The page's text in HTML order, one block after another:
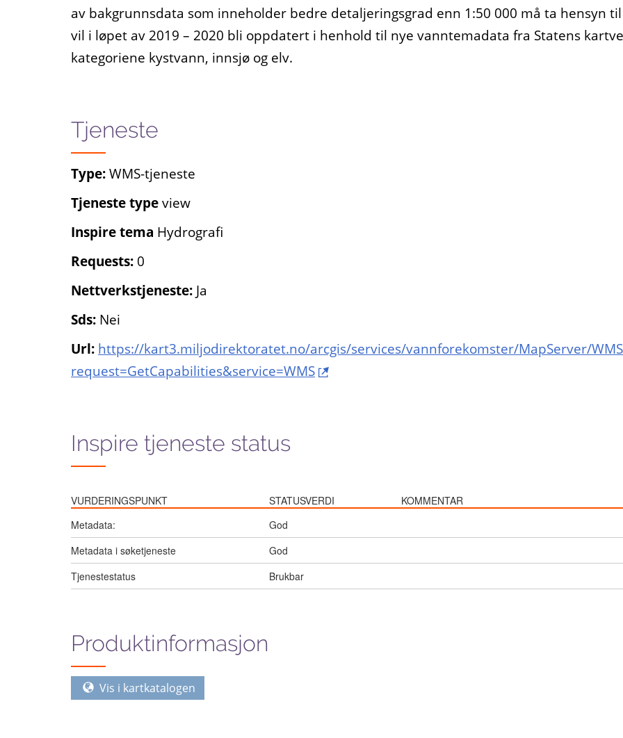
av bakgrunnsdata som inneholder bedre detaljeringsgrad enn 1:50 000 må ta hensyn
vil i løpet av 2019 – 2020 bli oppdatert i henhold til nye vanntemadata fra Statens
kategoriene kystvann, innsjø og elv.
Tjeneste
Type: WMS-tjeneste
Tjeneste type view
Inspire tema Hydrografi
Requests: 0
Nettverkstjeneste: Ja
Sds: Nei
Url: https://kart3.miljodirektoratet.no/arcgis/services/vannforekomster/MapServer/
request=GetCapabilities&service=WMS
Inspire tjeneste status
VURDERINGSPUNKT STATUSVERDI
KOMMENTAR
Metadata:
God
Metadata i søketjeneste
God
Tjenestestatus
Brukbar
Produktinformasjon
Vis i kartkatalogen